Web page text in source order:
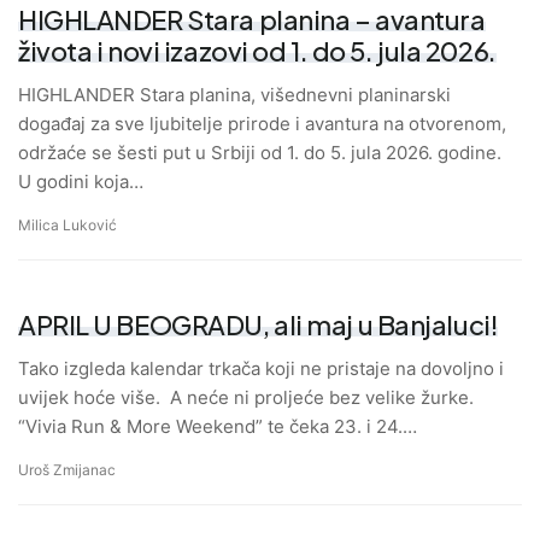
HIGHLANDER Stara planina – avantura
života i novi izazovi od 1. do 5. jula 2026.
HIGHLANDER Stara planina, višednevni planinarski
događaj za sve ljubitelje prirode i avantura na otvorenom,
održaće se šesti put u Srbiji od 1. do 5. jula 2026. godine.
U godini koja…
Milica Luković
APRIL U BEOGRADU, ali maj u Banjaluci!
Tako izgleda kalendar trkača koji ne pristaje na dovoljno i
uvijek hoće više. A neće ni proljeće bez velike žurke.
“Vivia Run & More Weekend” te čeka 23. i 24.…
Uroš Zmijanac